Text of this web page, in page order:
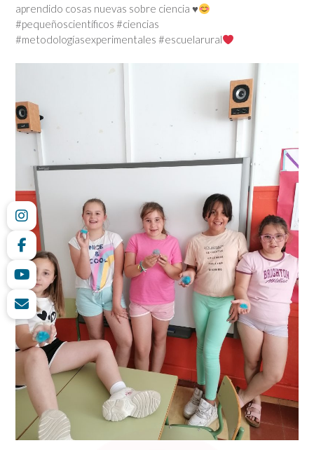
aprendido cosas nuevas sobre ciencia ♥️
#pequeñoscientíficos #ciencias
#metodologíasexperimentales #escuelarural